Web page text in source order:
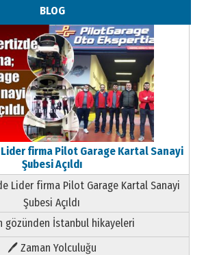
BLOG
firma Pilot Garage Kartal Sanayi
Şubesi Açıldı
Lider firma Pilot Garage Kartal Sanayi
Şubesi Açıldı
gözünden İstanbul hikayeleri
🖊 Zaman Yolculuğu